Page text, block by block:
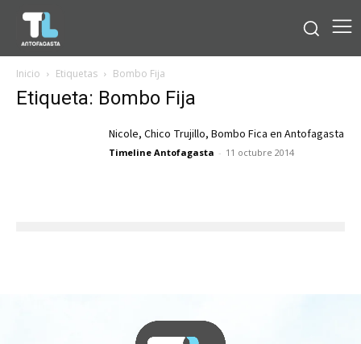
Inicio Etiquetas Bombo Fija
Etiqueta: Bombo Fija
Nicole, Chico Trujillo, Bombo Fica en Antofagasta
Timeline Antofagasta - 11 octubre 2014